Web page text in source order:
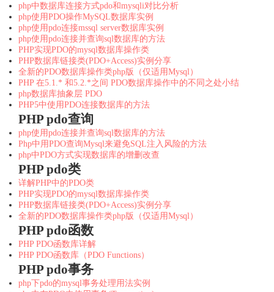
php中数据库连接方式pdo和mysqli对比分析
php使用PDO操作MySQL数据库实例
php使用pdo连接mssql server数据库实例
php使用pdo连接并查询sql数据库的方法
PHP实现PDO的mysql数据库操作类
PHP数据库链接类(PDO+Access)实例分享
全新的PDO数据库操作类php版（仅适用Mysql）
PHP 在5.1.* 和5.2.*之间 PDO数据库操作中的不同之处小结
php数据库抽象层 PDO
PHP5中使用PDO连接数据库的方法
PHP pdo查询
php使用pdo连接并查询sql数据库的方法
Php中用PDO查询Mysql来避免SQL注入风险的方法
php中PDO方式实现数据库的增删改查
PHP pdo类
详解PHP中的PDO类
PHP实现PDO的mysql数据库操作类
PHP数据库链接类(PDO+Access)实例分享
全新的PDO数据库操作类php版（仅适用Mysql）
PHP pdo函数
PHP PDO函数库详解
PHP PDO函数库（PDO Functions）
PHP pdo事务
php下pdo的mysql事务处理用法实例